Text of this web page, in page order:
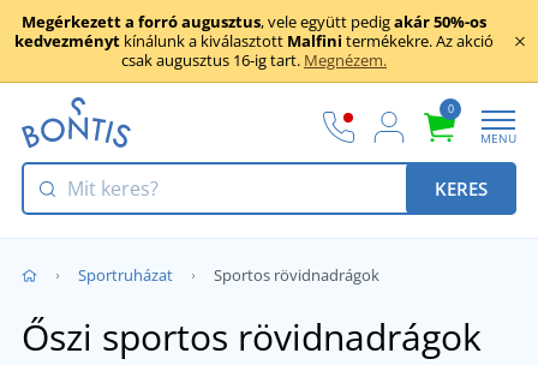
Megérkezett a forró augusztus, vele együtt pedigakár 50%-os
kedvezményt kínálunk a kiválasztott Malfini termékekre. Az akció
csak augusztus 16-ig tart. Megnézem.
0
MENU
KERES
Sportruházat Sportos rövidnadrágok
Őszi sportos rövidnadrágok